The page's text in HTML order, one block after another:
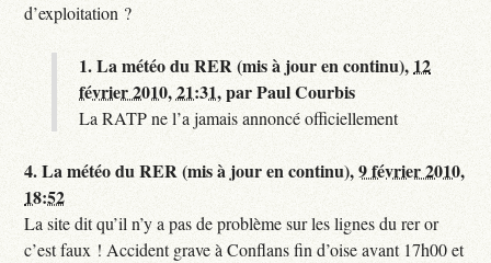
d’exploitation ?
1.La météo du RER (mis à jour en continu), 12
février 2010, 21:31,parPaul Courbis
La RATP ne l’a jamais annoncé officiellement
4.La météo du RER (mis à jour en continu),9 février 2010,
18:52
La site dit qu’il n’y a pas de problème sur les lignes du rer or
c’est faux ! Accident grave à Conflans fin d’oise avant 17h00 et